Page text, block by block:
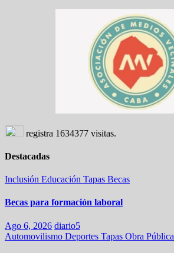
registra 1634377 visitas.
Destacadas
Inclusión Educación Tapas Becas
Becas para formación laboral
Ago 6, 2026 diario5
Automovilismo Deportes Tapas Obra Pública